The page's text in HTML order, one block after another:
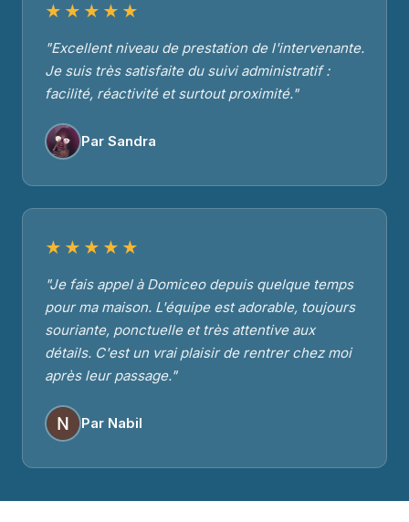
★★★★★
"Excellent niveau de prestation de l'intervenante.
Je suis très satisfaite du suivi administratif :
facilité, réactivité et surtout proximité."
Par Sandra
★★★★★
"Je fais appel à Domiceo depuis quelque temps
pour ma maison. L'équipe est adorable, toujours
souriante, ponctuelle et très attentive aux
détails. C'est un vrai plaisir de rentrer chez moi
après leur passage."
Par Nabil